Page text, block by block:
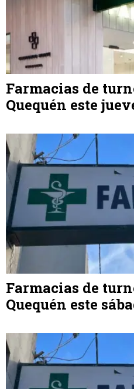
Farmacias de
Quequén este
Farmacias de
Quequén este